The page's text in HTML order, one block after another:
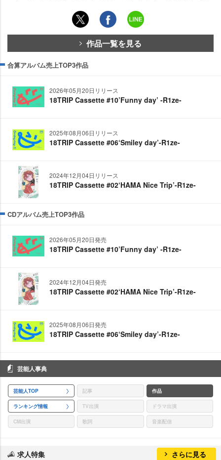
作品一覧を見る
合算アルバム売上TOP3作品
2026年05月20日リリース
18TRIP Cassette #10’Funny day’ -R1ze-
2025年08月06日リリース
18TRIP Cassette #06‘Smiley day’-R1ze-
2024年12月04日リリース
18TRIP Cassette #02‘HAMA Nice Trip’-R1ze-
CDアルバム売上TOP3作品
2026年05月20日発売
18TRIP Cassette #10’Funny day’ -R1ze-
2024年12月04日発売
18TRIP Cassette #02‘HAMA Nice Trip’-R1ze-
2025年08月06日発売
18TRIP Cassette #06‘Smiley day’-R1ze-
芸能人事典
芸能人TOP 記事 作品
ランキング情報 TV出演 ドラマ出演
CM出演 歌詞 音楽配信
求人特集 さらに見る